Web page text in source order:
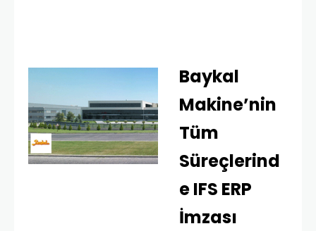
Baykal
Makine’nin
Tüm
Süreçlerind
e IFS ERP
İmzası